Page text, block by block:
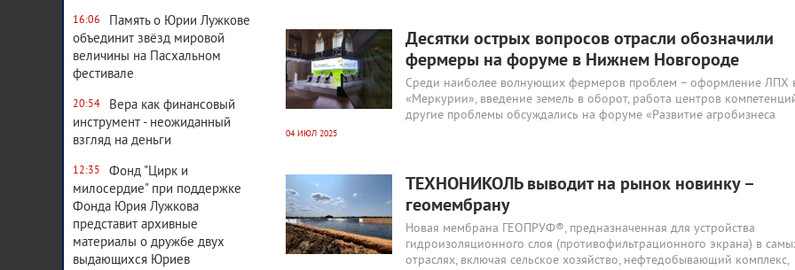
16:06
Память о Юрии Лужкове
объединит звёзд мировой
величины на Пасхальном
фестивале
20:54
Вера как финансовый
инструмент - неожиданный
взгляд на деньги
12:35
Фонд "Цирк и
милосердие" при поддержке
Фонда Юрия Лужкова
представит архивные
материалы о дружбе двух
выдающихся Юриев
Десятки острых вопросов отрасли обозначили
фермеры на форуме в Нижнем Новгороде
Среди наиболее волнующих фермеров проблем – оформление ЛПХ
«Меркурии», введение земель в оборот, работа центров
другие проблемы обсуждались на форуме «Развитие агробизнеса
04 ИЮЛ 2025
ТЕХНОНИКОЛЬ выводит на рынок новинку –
геомембрану
Новая мембрана ГЕОПРУФ®, предназначенная для устройства
гидроизоляционного слоя (противофильтрационного экрана) в
отраслях, включая сельское хозяйство, нефтедобывающий комплекс,